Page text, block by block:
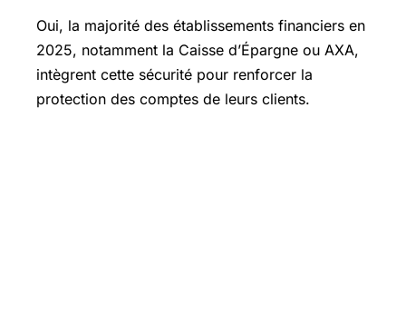
Oui, la majorité des établissements financiers en
2025, notamment la Caisse d’Épargne ou AXA,
intègrent cette sécurité pour renforcer la
protection des comptes de leurs clients.